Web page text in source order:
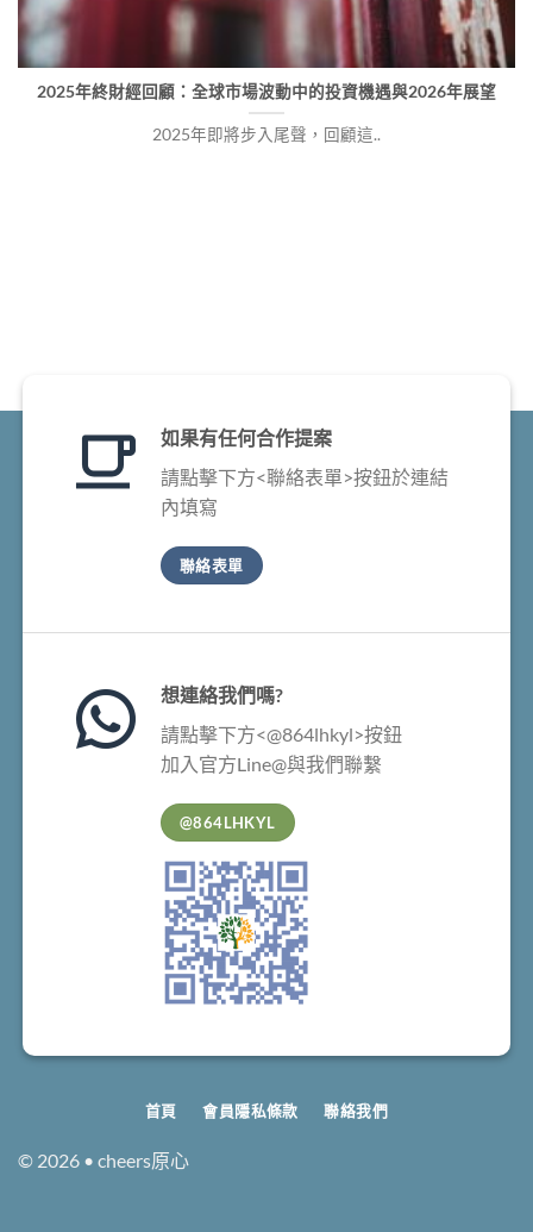
2025年終財經回顧：全球市場波動中的投資機遇與2026年展望
2025年即將步入尾聲，回顧這..
如果有任何合作提案
請點擊下方<聯絡表單>按鈕於連結
內填寫
聯絡表單
想連絡我們嗎?
請點擊下方<@864lhkyl>按鈕
加入官方Line@與我們聯繫
@864LHKYL
© 2026 • cheers原心
首頁 會員隱私條款 聯絡我們